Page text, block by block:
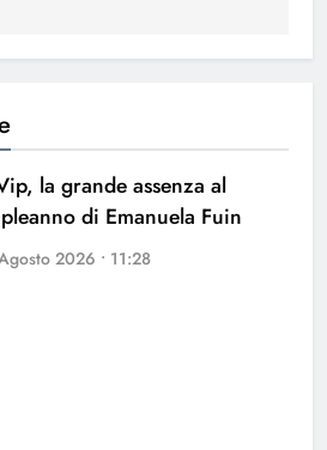
la grande assenza al
di Emanuela Fuin
2026 • 11:28